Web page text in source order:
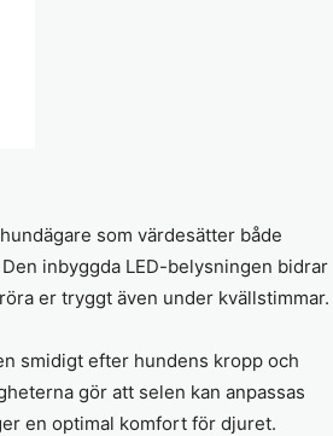
som värdesätter både
inbyggda LED-belysningen bidrar
er tryggt även under kvällstimmar.
smidigt efter hundens kropp och
gör att selen kan anpassas
en optimal komfort för djuret.